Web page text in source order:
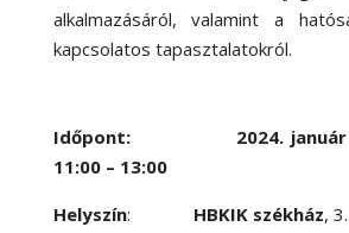
alkalmazásáról, valamint a
kapcsolatos tapasztalatokról.
Időpont: 2024.
11:00 – 13:00
Helyszín: HBKIK székház,